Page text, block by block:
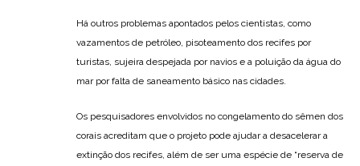
Há outros problemas apontados pelos cientistas, como
vazamentos de petróleo, pisoteamento dos recifes por
turistas, sujeira despejada por navios e a poluição da água do
mar por falta de saneamento básico nas cidades.
Os pesquisadores envolvidos no congelamento do sêmen dos
corais acreditam que o projeto pode ajudar a desacelerar a
extinção dos recifes, além de ser uma espécie de “reserva de